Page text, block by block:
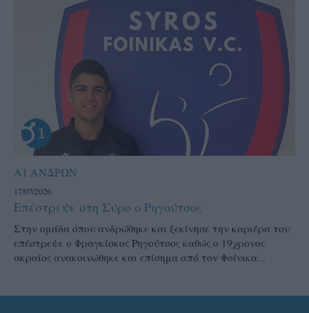
Α1 ΑΝΔΡΩΝ
17/07/2026
Επέστρεψε στη Σύρο ο Ρηγούτσος
Στην ομάδα όπου ανδρώθηκε και ξεκίνησε την καριέρα του
επέστρεψε ο Φραγκίσκος Ρηγούτσος καθώς ο 19χρονος
ακραίος ανακοινώθηκε και επίσημα από τον Φοίνικα...